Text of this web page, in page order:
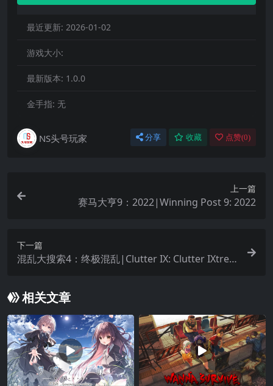
最近更新: 2026-01-02
游戏大小:
最新版本: 1.0.0
金手指: 无
NS头号玩家 分享 收藏 点赞(0)
上一篇
赛马大亨9：2022|Winning Post 9: 2022
下一篇
混乱大搜索4：终极混乱|Clutter IX: Clutter IXtre
相关文章